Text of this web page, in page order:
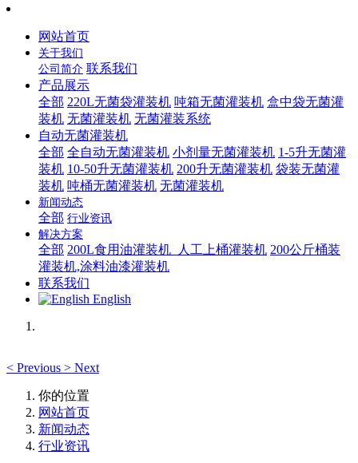
网站首页
关于我们
公司简介 联系我们
产品展示
全部 220L无菌袋灌装机 吨箱无菌灌装机 盒中袋无菌灌
装机 无菌灌装机 无菌灌装系统
自动无菌灌装机
全部 全自动无菌灌装机 小剂量无菌灌装机 1-5升无菌灌
装机 10-50升无菌灌装机 200升无菌灌装机 袋装无菌灌
装机 吨桶无菌灌装机 无菌灌装机
新闻动态
全部 行业资讯
解决方案
全部 200L食用油灌装机_人工上桶灌装机 200公斤桶装
灌装机,涂料油漆灌装机
联系我们
English
< Previous > Next
你的位置
网站首页
新闻动态
行业资讯